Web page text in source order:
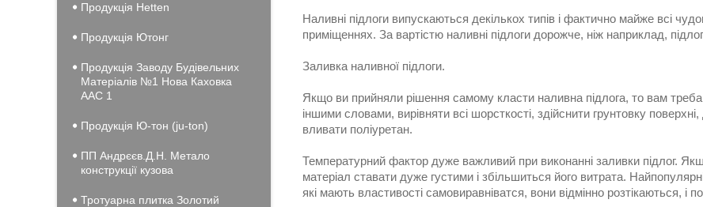
Наливні підлоги випускаються декількох типів і фактично майже всі
приміщеннях. За вартістю наливні підлоги дорожче, ніж наприклад,
Заливка наливної підлоги.
Якщо ви прийняли рішення самому класти наливна підлога, то вам
іншими словами, вирівняти всі шорсткості, здійснити грунтовку
вливати поліуретан.
Температурний фактор дуже важливий при виконанні заливки підлог.
матеріал ставати дуже густими і збільшиться його витрата.
які мають властивості самовиравніватся, вони відмінно розтікаються,
Продукція Hеtten
Продукція Ютонг
Продукція Заводу Будівельних
Матеріалів №1 Нова Каховка
ААС 1
Продукція Ю-тон (ju-ton)
ПП Андрєєв.Д.Н. Метало
конструкції кузова
Тротуарна плитка Золотий